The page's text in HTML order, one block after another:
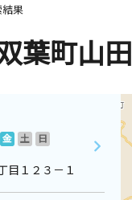
果
葉町山田
金 土
日
目１２３－１